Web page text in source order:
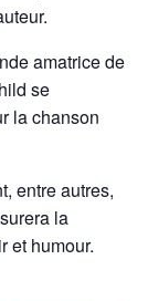
amatrice de
se
la chanson
entre autres,
la
et humour.